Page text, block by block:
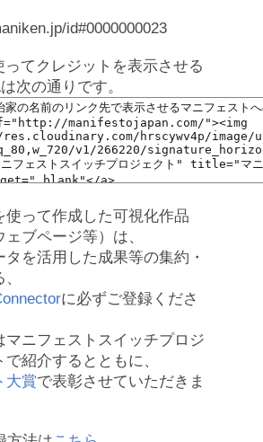
id#0000000023
ってクレジットを表示させる
次の通りです。
使って作成した可視化作品
ェブページ等）は、
タを活用した成果等の集約・
に必ずご登録くださ
マニフェストスイッチプロジ
紹介するとともに、
大賞で表彰させていただきま